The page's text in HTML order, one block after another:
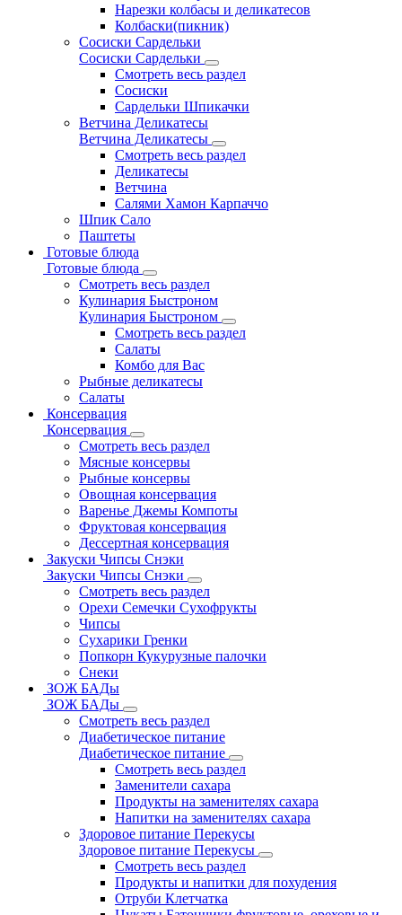
Нарезки колбасы и деликатесов
Колбаски(пикник)
Сосиски Сардельки
Сосиски Сардельки
Смотреть весь раздел
Сосиски
Сардельки Шпикачки
Ветчина Деликатесы
Ветчина Деликатесы
Смотреть весь раздел
Деликатесы
Ветчина
Салями Хамон Карпаччо
Шпик Сало
Паштеты
Готовые блюда
Готовые блюда
Смотреть весь раздел
Кулинария Быстроном
Кулинария Быстроном
Смотреть весь раздел
Салаты
Комбо для Вас
Рыбные деликатесы
Салаты
Консервация
Консервация
Смотреть весь раздел
Мясные консервы
Рыбные консервы
Овощная консервация
Варенье Джемы Компоты
Фруктовая консервация
Дессертная консервация
Закуски Чипсы Снэки
Закуски Чипсы Снэки
Смотреть весь раздел
Орехи Семечки Сухофрукты
Чипсы
Сухарики Гренки
Попкорн Кукурузные палочки
Снеки
ЗОЖ БАДы
ЗОЖ БАДы
Смотреть весь раздел
Диабетическое питание
Диабетическое питание
Смотреть весь раздел
Заменители сахара
Продукты на заменителях сахара
Напитки на заменителях сахара
Здоровое питание Перекусы
Здоровое питание Перекусы
Смотреть весь раздел
Продукты и напитки для похудения
Отруби Клетчатка